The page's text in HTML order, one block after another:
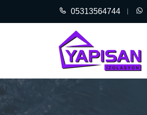
05313564744